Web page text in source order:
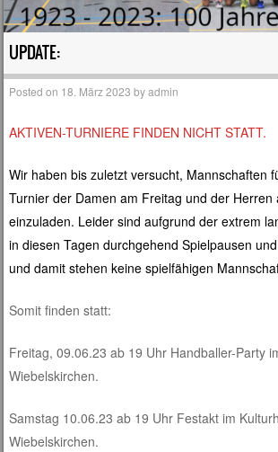
UPDATE:
Posted on 18. März 2023 byadmin
AKTIVEN-TURNIERE FINDEN NICHT STATT.
Wir haben bis zuletzt versucht, Mannschaften
Turnier der Damen am Freitag und der Herren
einzuladen. Leider sind aufgrund der extrem
in diesen Tagen durchgehend Spielpausen
und damit stehen keine spielfähigen
Somit finden statt:
Freitag, 09.06.23 ab 19 Uhr Handballer-Party
Wiebelskirchen.
Samstag 10.06.23 ab 19 Uhr Festakt im
Wiebelskirchen.